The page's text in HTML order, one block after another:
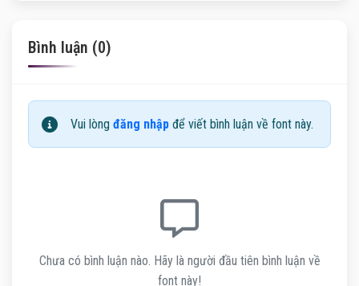
Bình luận (0)
Vui lòng đăng nhập để viết bình luận về font này.
Chưa có bình luận nào. Hãy là người đầu tiên bình luận về
font này!